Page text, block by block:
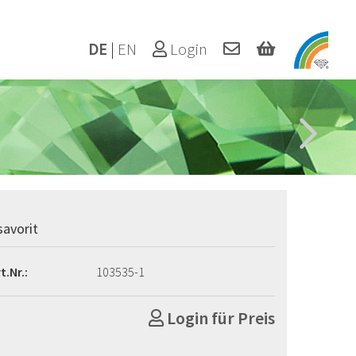
Login
DE | EN
103535-1
Login für Preis